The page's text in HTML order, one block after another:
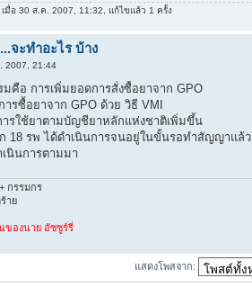
เมื่อ 30 ส.ค. 2007, 11:32, แก้ไขแล้ว 1 ครั้ง
จะทำอะไร บ้าง
2007, 21:44
คือ การเพิ่มยอดการสั่งซื้อยาจาก GPO
รซื้อยาจาก GPO ด้วย วิธี VMI
ารใช้ยาตามบัญชียาหลักแห่งชาติเพิ่มขึ้น
18 รพ ได้ดำเนินการจนอยู่ในขั้นรอทำสัญญาแล้ว
นินการตามมา
กรรมกร
าย
ของนาย อัซซูร์รี่
แสดงโพสจาก: